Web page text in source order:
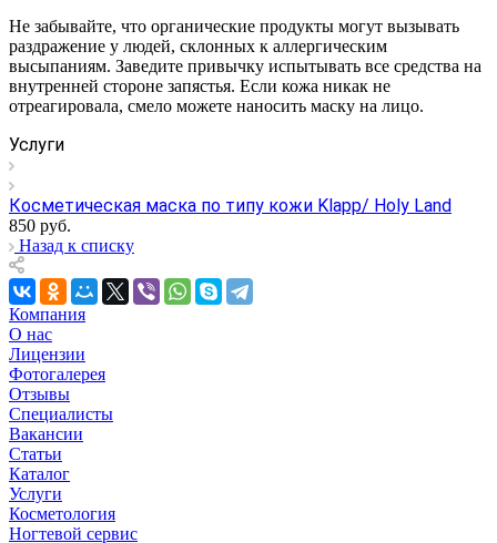
Не забывайте, что органические продукты могут вызывать
раздражение у людей, склонных к аллергическим
высыпаниям. Заведите привычку испытывать все средства на
внутренней стороне запястья. Если кожа никак не
отреагировала, смело можете наносить маску на лицо.
Услуги
Косметическая маска по типу кожи Klapp/ Holy Land
850 руб.
Назад к списку
Компания
О нас
Лицензии
Фотогалерея
Отзывы
Специалисты
Вакансии
Статьи
Каталог
Услуги
Косметология
Ногтевой сервис